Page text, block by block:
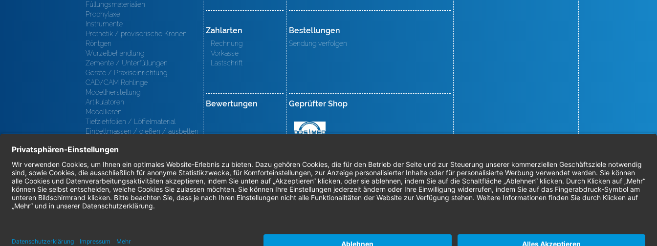
Füllungsmaterialien
Prophylaxe
Instrumente
Prothetik / provisorische Kronen
Röntgen
Wurzelbehandlung
Zemente / Unterfüllungen
Geräte / Praxiseinrichtung
CAD/CAM Rohlinge
Modellherstellung
Artikulatoren
Modellieren
Tiefziehfolien / Löffelmaterial
Einbettmassen / gießen / ausbetten
Oberfl ächenbearbeitung
Keramik
Verblendmaterialien
Instrumente
Kieferorthopädie / Klammerdrähte
Verschiedenes (Labor)
Zahlarten
Rechnung
Vorkasse
Lastschrift
Bewertungen
Bestellungen
Sendung verfolgen
Geprüfter Shop
© 2026 Nordenta Handelsgesellschaft